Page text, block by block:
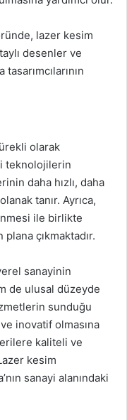
lazer kesim
desenler ve
olarak
teknolojilerin
daha hızlı, daha
tanır. Ayrıca,
ile birlikte
çıkmaktadır.
sanayinin
de ulusal düzeyde
sunduğu
inovatif olmasına
kaliteli ve
kesim
sanayi alanındaki